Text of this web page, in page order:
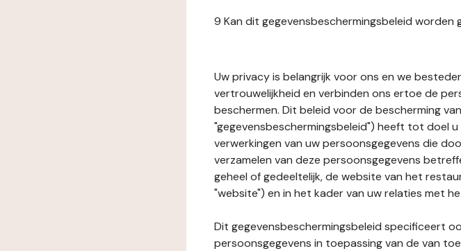
9 Kan dit gegevensbeschermingsbeleid worden
Uw privacy is belangrijk voor ons en we
vertrouwelijkheid en verbinden ons ertoe de
beschermen. Dit beleid voor de bescherming
"gegevensbeschermingsbeleid") heeft tot doel
verwerkingen van uw persoonsgegevens die
verzamelen van deze persoonsgegevens
geheel of gedeeltelijk, de website van het
"website") en in het kader van uw relaties met
Dit gegevensbeschermingsbeleid specificeert
persoonsgegevens in toepassing van de van